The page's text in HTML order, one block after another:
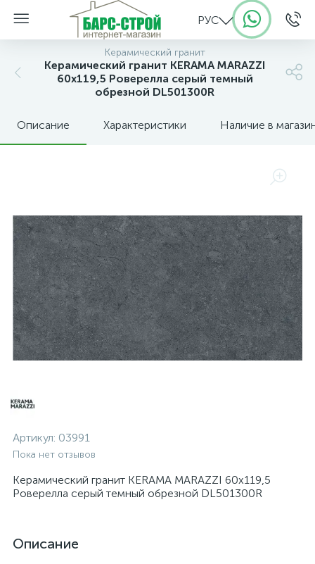
РУС
Керамический гранит
Керамический гранит KERAMA MARAZZI
60х119,5 Роверелла серый темный
обрезной DL501300R
Описание Характеристики Наличие в
Артикул: 03991
Пока нет отзывов
Керамический гранит KERAMA MARAZZI 60х119,5
Роверелла серый темный обрезной DL501300R
Описание